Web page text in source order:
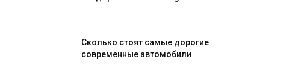
Сколько стоят самые дорогие
современные автомобили